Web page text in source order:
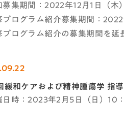
集期間：2022年12月1日（木
ログラム紹介募集期間：
ログラム紹介の募集期間を延
緩和ケアおよび精神腫瘍学 指
時：2023年2月5日（日）10